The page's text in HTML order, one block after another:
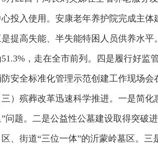
心投入使用。安康老年养护院完成主
提高失能、半失能特困人员供养水
，走在全市前列。四是履行好监
安全标准化管理示范创建工作现场会
三）殡葬改革迅速科学推进。一是简
问题。二是公益性公墓建设取得突破
、街道“三位一体”的沂蒙岭墓区。